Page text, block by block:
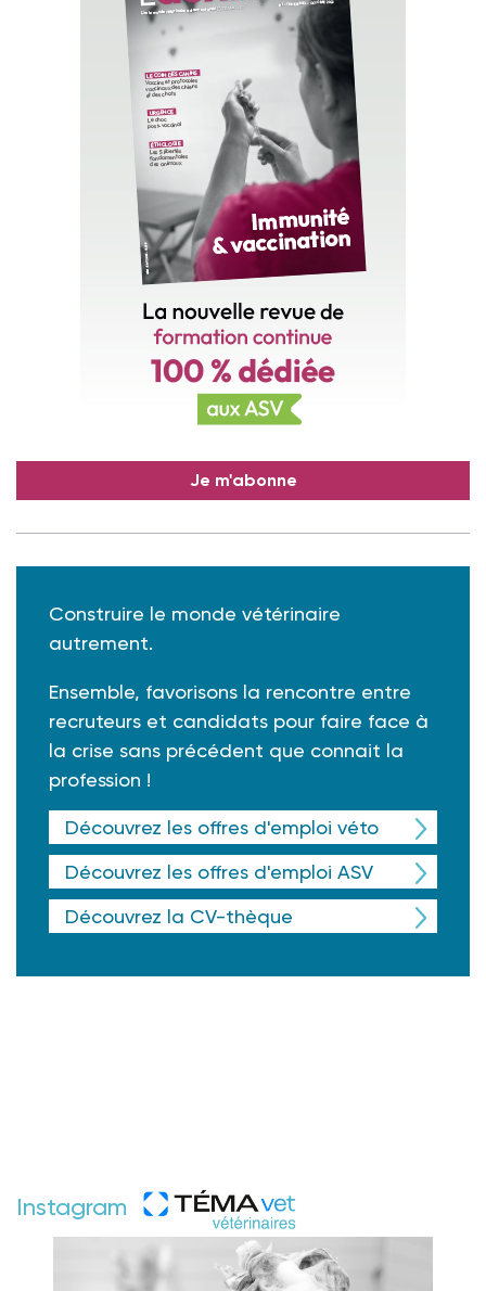
Je m'abonne
Construire le monde vétérinaire
autrement.
Ensemble, favorisons la rencontre entre
recruteurs et candidats pour faire face à
la crise sans précédent que connait la
profession !
Découvrez les offres d'emploi véto
Découvrez les offres d'emploi ASV
Découvrez la CV-thèque
Instagram